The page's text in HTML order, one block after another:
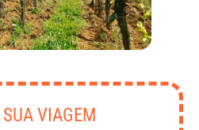
VIAGEM